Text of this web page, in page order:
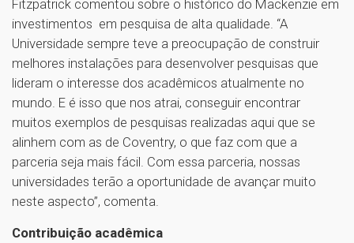
Fitzpatrick comentou sobre o histórico do Mackenzie em
investimentos em pesquisa de alta qualidade. “A
Universidade sempre teve a preocupação de construir
melhores instalações para desenvolver pesquisas que
lideram o interesse dos acadêmicos atualmente no
mundo. E é isso que nos atrai, conseguir encontrar
muitos exemplos de pesquisas realizadas aqui que se
alinhem com as de Coventry, o que faz com que a
parceria seja mais fácil. Com essa parceria, nossas
universidades terão a oportunidade de avançar muito
neste aspecto”, comenta.
Contribuição acadêmica